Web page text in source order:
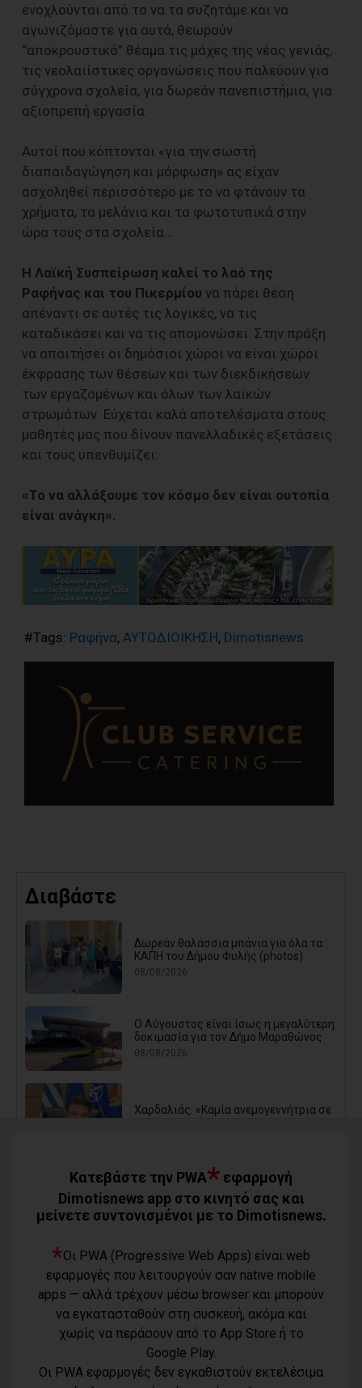
ενοχλούνται από το να τα συζητάμε και να
αγωνιζόμαστε για αυτά, θεωρούν
“αποκρουστικό” θέαμα τις μάχες της νέας γενιάς,
τις νεολαιίστικες οργανώσεις που παλεύουν για
σύγχρονα σχολεία, για δωρεάν πανεπιστήμια, για
αξιοπρεπή εργασία.
Αυτοί που κόπτονται «για την σωστή
διαπαιδαγώγηση και μόρφωση» ας είχαν
ασχοληθεί περισσότερο με το να φτάνουν τα
χρήματα, τα μελάνια και τα φωτοτυπικά στην
ώρα τους στα σχολεία...
Η Λαϊκή Συσπείρωση καλεί το λαό της
Ραφήνας και του Πικερμίου να πάρει θέση
απέναντι σε αυτές τις λογικές, να τις
καταδικάσει και να τις απομονώσει. Στην πράξη
να απαιτήσει οι δημόσιοι χώροι να είναι χώροι
έκφρασης των θέσεων και των διεκδικήσεων
των εργαζομένων και όλων των λαϊκών
στρωμάτων. Εύχεται καλά αποτελέσματα στους
μαθητές μας που δίνουν πανελλαδικές εξετάσεις
και τους υπενθυμίζει:
«Το να αλλάξουμε τον κόσμο δεν είναι ουτοπία
είναι ανάγκη».
#Tags: Ραφήνα, ΑΥΤΟΔΙΟΙΚΗΣΗ, Dimotisnews
Διαβάστε
Δωρεάν θαλάσσια μπάνια για όλα τα
ΚΑΠΗ του Δήμου Φυλής (photos)
08/08/2026
Ο Αύγουστος είναι ίσως η μεγαλύτερη
δοκιμασία για τον Δήμο Μαραθώνος
08/08/2026
Χαρδαλιάς: «Καμία ανεμογεννήτρια σε
Με τη συνδρομή του Δήμου Αθηναίων
08/08/2026
Μπουρνούς: «Σχέδια Πόλης: Οι
ευθύνες της διοίκησης Τσεβά στον
καθορισμό των τιμών μονάδας και οι
επιπτώσεις στην εισφορά σε χρήμα
των πολιτών»
07/08/2026
Κατεβάστε την PWA* εφαρμογή
Dimotisnews app στο κινητό σας και
μείνετε συντονισμένοι με το Dimotisnews.
*Οι PWA (Progressive Web Apps) είναι web
εφαρμογές που λειτουργούν σαν native mobile
apps — αλλά τρέχουν μέσω browser και μπορούν
να εγκατασταθούν στη συσκευή, ακόμα και
χωρίς να περάσουν από το App Store ή το
Google Play.
Οι PWA εφαρμογές δεν εγκαθιστούν εκτελέσιμα